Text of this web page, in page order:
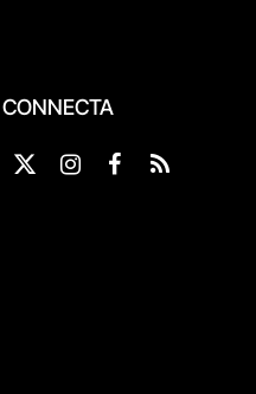
CONNECTA
X
InstagramFacebook
RSS